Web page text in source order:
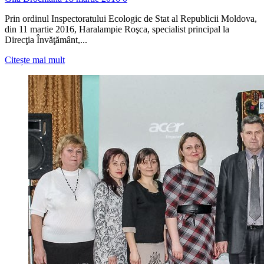
Prin ordinul Inspectoratului Ecologic de Stat al Republicii Moldova,
din 11 martie 2016, Haralampie Roşca, specialist principal la
Direcţia Învăţământ,...
Citește mai multRead
about
Haralampie
Roşca,
şef
la
ecologie